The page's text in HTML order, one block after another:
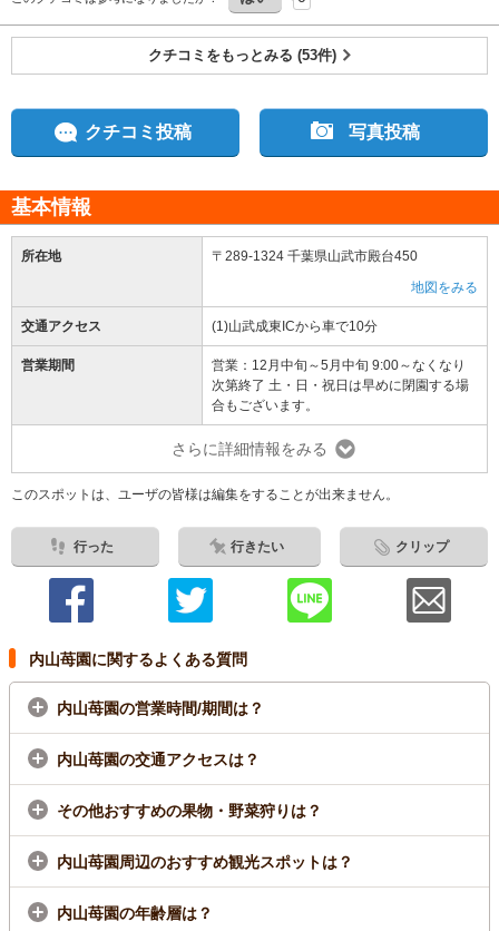
クチコミをもっとみる (53件)
クチコミ投稿 写真投稿
基本情報
所在地
〒289-1324 千葉県山武市殿台450
地図をみる
交通アクセス (1)山武成東ICから車で10分
営業期間
営業：12月中旬～5月中旬 9:00～なくなり
次第終了 土・日・祝日は早めに閉園する場
合もございます。
さらに詳細情報をみる
このスポットは、ユーザの皆様は編集をすることが出来ません。
行った 行きたい クリップ
内山苺園に関するよくある質問
内山苺園の営業時間/期間は？
内山苺園の交通アクセスは？
その他おすすめの果物・野菜狩りは？
内山苺園周辺のおすすめ観光スポットは？
内山苺園の年齢層は？